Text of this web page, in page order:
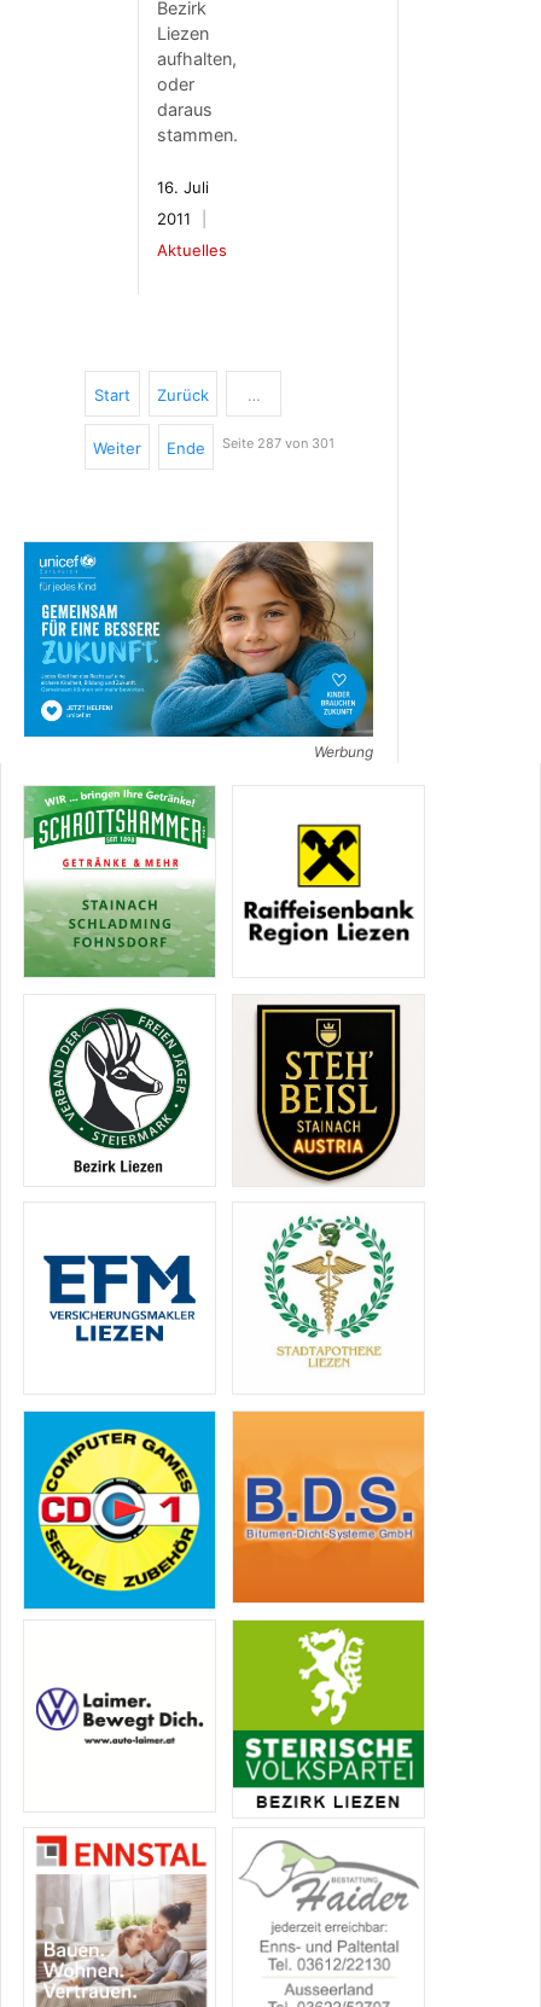
Bezirk
Liezen
aufhalten,
oder
daraus
stammen.
16. Juli
2011
Aktuelles
Start Zurück …
Weiter Ende Seite 287 von 301
Werbung